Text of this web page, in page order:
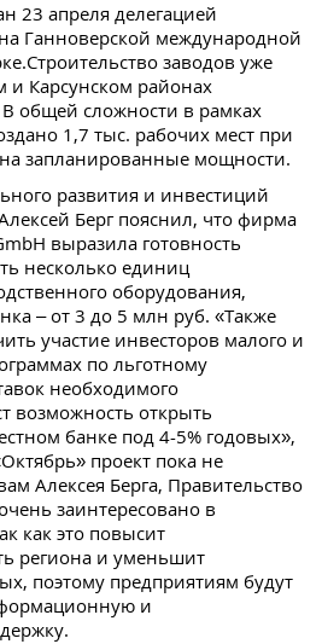
23 апреля делегацией
Ганноверской международной
заводов уже
и Карсунском районах
общей сложности в рамках
1,7 тыс. рабочих мест при
запланированные мощности.
развития и инвестиций
Берг пояснил, что фирма
выразила готовность
несколько единиц
оборудования,
– от 3 до 5 млн руб. «Также
участие инвесторов малого и
по льготному
необходимого
возможность открыть
банке под 4-5% годовых»,
проект пока не
Алексея Берга, Правительство
заинтересовано в
как это повысит
региона и уменьшит
поэтому предприятиям будут
и